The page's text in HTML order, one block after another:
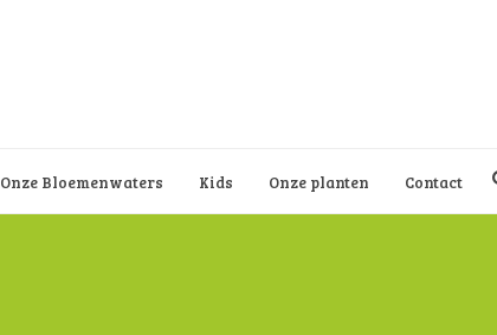
Onze Bloemenwaters Kids Onze planten Contact